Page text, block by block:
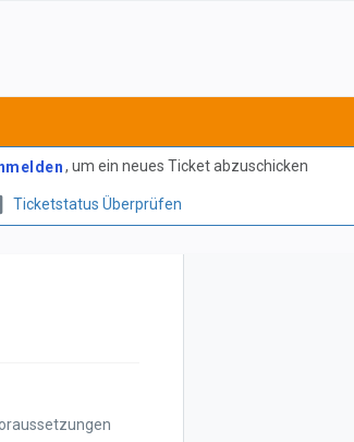
, um ein neues Ticket abzuschicken
Ticketstatus Überprüfen